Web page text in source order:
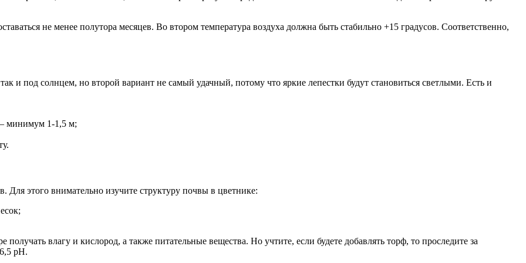
не менее полутора месяцев. Во втором температура воздуха должна быть стабильно +15 градусов. Соответственно,
и под солнцем, но второй вариант не самый удачный, потому что яркие лепестки будут становиться светлыми. Есть и
– минимум 1-1,5 м;
Для этого внимательно изучите структуру почвы в цветнике:
влагу и кислород, а также питательные вещества. Но учтите, если будете добавлять торф, то проследите за
рН.